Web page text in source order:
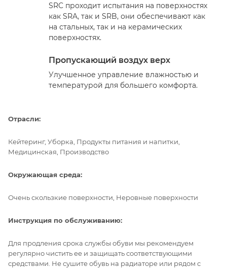
SRC проходит испытания на поверхностях
как SRA, так и SRB, они обеспечивают как
на стальных, так и на керамических
поверхностях.
Пропускающий воздух верх
Улучшенное управление влажностью и
температурой для большего комфорта.
Отрасли:
Кейтеринг, Уборка, Продукты питания и напитки,
Медицинская, Производство
Окружающая среда:
Очень скользкие поверхности, Неровные поверхности
Инструкция по обслуживанию:
Для продления срока службы обуви мы рекомендуем
регулярно чистить ее и защищать соответствующими
средствами. Не сушите обувь на радиаторе или рядом с